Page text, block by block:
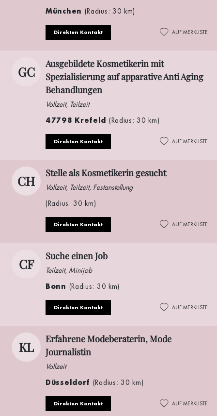
München (Radius: 30 km)
Direkten Kontakt AUF MERKLISTE
GC
Ausgebildete Kosmetikerin mit
Spezialisierung auf apparative Anti Aging
Behandlungen
Vollzeit, Teilzeit
47798 Krefeld (Radius: 30 km)
Direkten Kontakt AUF MERKLISTE
CH
Stelle als Kosmetikerin gesucht
Vollzeit, Teilzeit, Festanstellung
(Radius: 30 km)
Direkten Kontakt AUF MERKLISTE
CF
Suche einen Job
Teilzeit, Minijob
Bonn (Radius: 30 km)
Direkten Kontakt AUF MERKLISTE
KL
Erfahrene Modeberaterin, Mode
Journalistin
Vollzeit
Düsseldorf (Radius: 30 km)
Direkten Kontakt AUF MERKLISTE